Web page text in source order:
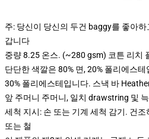
주: 당신이 당신의 두건 baggy를 좋아
갑니다
중량 8.25 온스. (~280 gsm) 코튼 리치
단단한 색깔은 80% 면, 20% 폴리에스
30% 폴리에스테입니다. 스낵 바
앞 주머니 주머니, 일치 drawstring 및
세척 지시: 손 또는 기계 세척 감기. 건
또는 철